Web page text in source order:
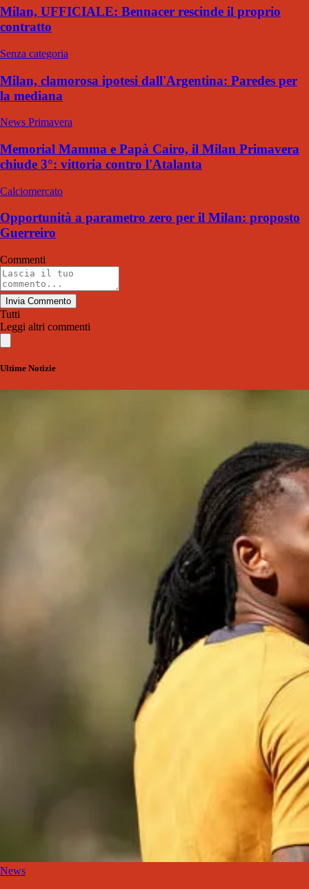
Milan, UFFICIALE: Bennacer rescinde il proprio
contratto
Senza categoria
Milan, clamorosa ipotesi dall'Argentina: Paredes per
la mediana
News Primavera
Memorial Mamma e Papà Cairo, il Milan Primavera
chiude 3°: vittoria contro l'Atalanta
Calciomercato
Opportunità a parametro zero per il Milan: proposto
Guerreiro
Commenti
Invia Commento
Tutti
Leggi altri commenti
Ultime Notizie
News